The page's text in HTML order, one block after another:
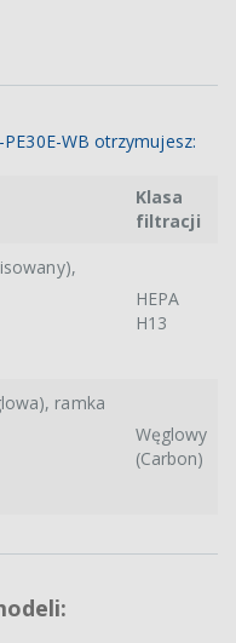
WB otrzymujesz:
Klasa
filtracji
HEPA
H13
ramka
Węglowy
(Carbon)